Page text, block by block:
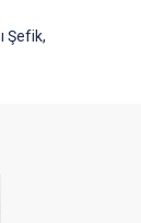
Şefik,